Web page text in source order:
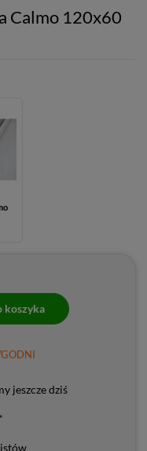
Calmo 120x60
koszyka
jeszcze dziś